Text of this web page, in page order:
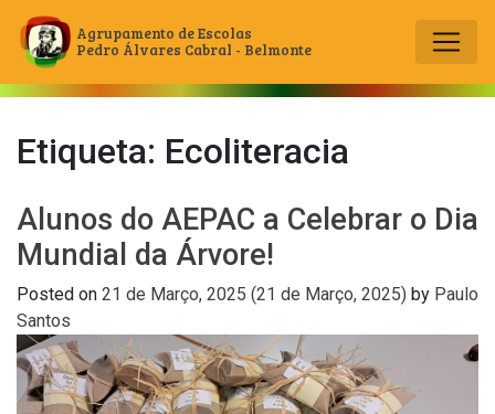
Main Navigation
Agrupamento de Escolas
Pedro Álvares Cabral - Belmonte
Etiqueta: Ecoliteracia
Alunos do AEPAC a Celebrar o Dia
Mundial da Árvore!
Posted on 21 de Março, 2025 (21 de Março, 2025) by Paulo
Santos